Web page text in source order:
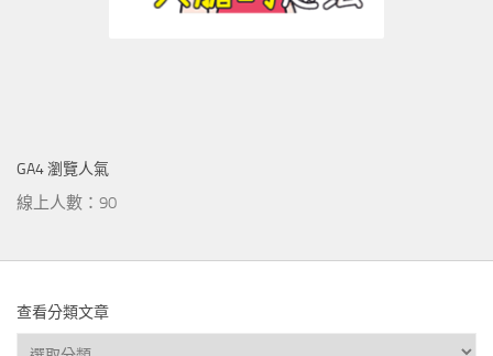
GA4 瀏覽人氣
線上人數：90
查看分類文章
查